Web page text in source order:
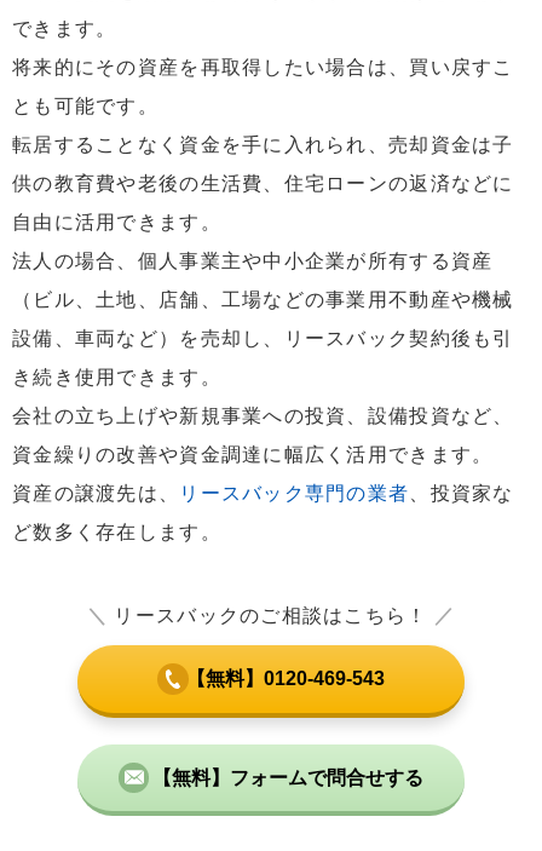
できます。
将来的にその資産を再取得したい場合は、買い戻すこ
とも可能です。
転居することなく資金を手に入れられ、売却資金は子
供の教育費や老後の生活費、住宅ローンの返済などに
自由に活用できます。
法人の場合、個人事業主や中小企業が所有する資産
（ビル、土地、店舗、工場などの事業用不動産や機械
設備、車両など）を売却し、リースバック契約後も引
き続き使用できます。
会社の立ち上げや新規事業への投資、設備投資など、
資金繰りの改善や資金調達に幅広く活用できます。
資産の譲渡先は、
リースバック専門の業者 、投資家な
ど数多く存在します。
＼ リースバックのご相談はこちら！ ／
【無料】0120-469-543
【無料】フォームで問合せする